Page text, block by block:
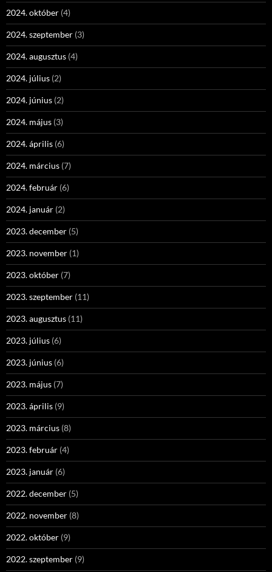
2024. október (4)
2024. szeptember (3)
2024. augusztus (4)
2024. július (2)
2024. június (2)
2024. május (3)
2024. április (6)
2024. március (7)
2024. február (6)
2024. január (2)
2023. december (5)
2023. november (1)
2023. október (7)
2023. szeptember (11)
2023. augusztus (11)
2023. július (6)
2023. június (6)
2023. május (7)
2023. április (9)
2023. március (8)
2023. február (4)
2023. január (6)
2022. december (5)
2022. november (8)
2022. október (9)
2022. szeptember (9)